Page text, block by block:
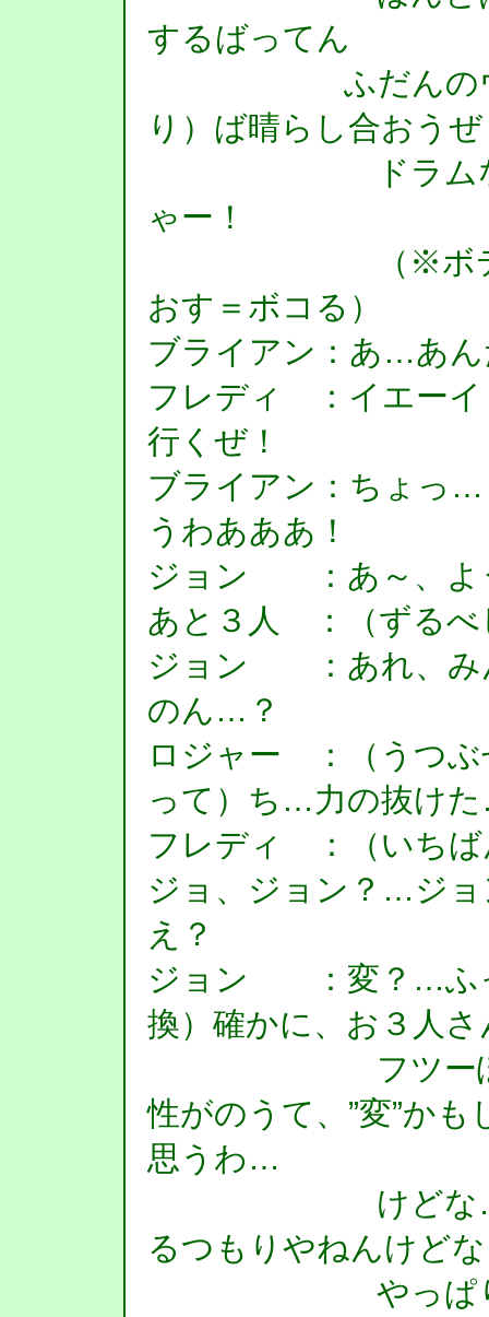
するばってん
ふだんのウサ
り）ば晴らし合おう
ドラムなみに
ゃー！
（※ボテクリ
おす＝ボコる）
ブライアン：あ…あ
フレディ ：イエーイ
行くぜ！
ブライアン：ちょっ
うわあああ！
ジョン ：あ～、よ
あと３人 ：（ずるべ
ジョン ：あれ、み
のん…？
ロジャー ：（うつぶ
って）ち…力の抜け
フレディ ：（いちば
ジョ、ジョン？…ジ
え？
ジョン ：変？…ふ
換）確かに、お３人
フツーぽくて
性がのうて、”変”か
思うわ…
けどな…ぼく
るつもりやねんけど
やっぱり、